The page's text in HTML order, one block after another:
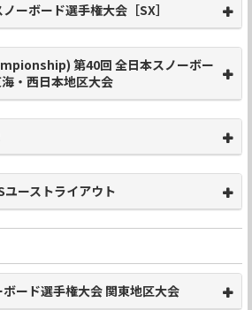
ーボード選手権大会［SX］
第40回 全日本スノーボー
・西日本地区大会
ーストライアウト
ード選手権大会 関東地区大会